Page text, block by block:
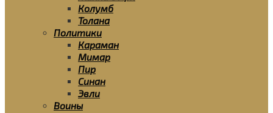
Колумб
Толана
Политики
Караман
Мимар
Пир
Синан
Эвли
Воины